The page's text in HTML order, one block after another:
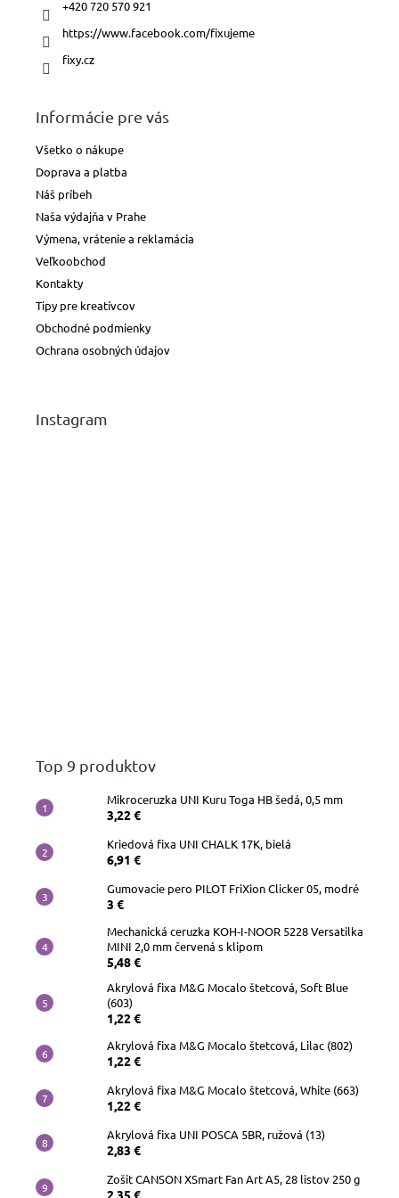
+420 720 570 921
https://www.facebook.com/fixujeme
fixy.cz
Informácie pre vás
Všetko o nákupe
Doprava a platba
Náš príbeh
Naša výdajňa v Prahe
Výmena, vrátenie a reklamácia
Veľkoobchod
Kontakty
Tipy pre kreatívcov
Obchodné podmienky
Ochrana osobných údajov
Instagram
Top 9 produktov
Mikroceruzka UNI Kuru Toga HB šedá, 0,5 mm
3,22 €
Kriedová fixa UNI CHALK 17K, bielá
6,91 €
Gumovacie pero PILOT FriXion Clicker 05, modré
3 €
Mechanická ceruzka KOH-I-NOOR 5228 Versatilka
MINI 2,0 mm červená s klipom
5,48 €
Akrylová fixa M&G Mocalo štetcová, Soft Blue
(603)
1,22 €
Akrylová fixa M&G Mocalo štetcová, Lilac (802)
1,22 €
Akrylová fixa M&G Mocalo štetcová, White (663)
1,22 €
Akrylová fixa UNI POSCA 5BR, ružová (13)
2,83 €
Zošit CANSON XSmart Fan Art A5, 28 listov 250 g
2,35 €